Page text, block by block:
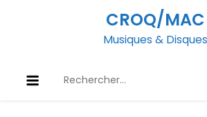
CROQ/MAC
Musiques & Disques